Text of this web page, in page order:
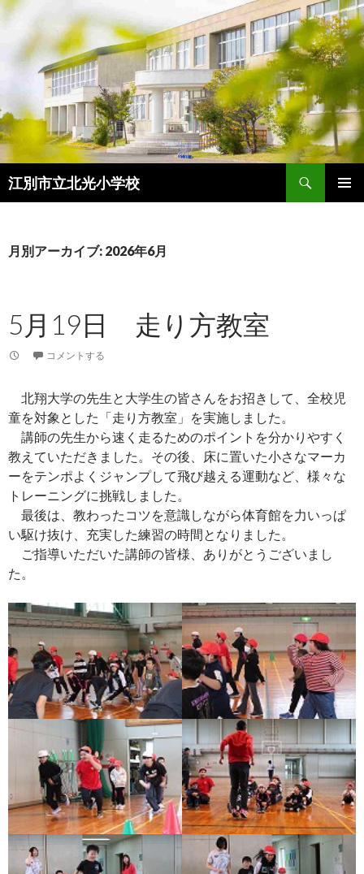
江別市立北光小学校
索
ン
キ
ッ
プ
月別アーカイブ: 2026年6月
5月19日 走り方教室
コメントする
北翔大学の先生と大学生の皆さんをお招きして、全校児
童を対象とした「走り方教室」を実施しました。
講師の先生から速く走るためのポイントを分かりやすく
教えていただきました。その後、床に置いた小さなマーカ
ーをテンポよくジャンプして飛び越える運動など、様々な
トレーニングに挑戦しました。
最後は、教わったコツを意識しながら体育館を力いっぱ
い駆け抜け、充実した練習の時間となりました。
ご指導いただいた講師の皆様、ありがとうございまし
た。